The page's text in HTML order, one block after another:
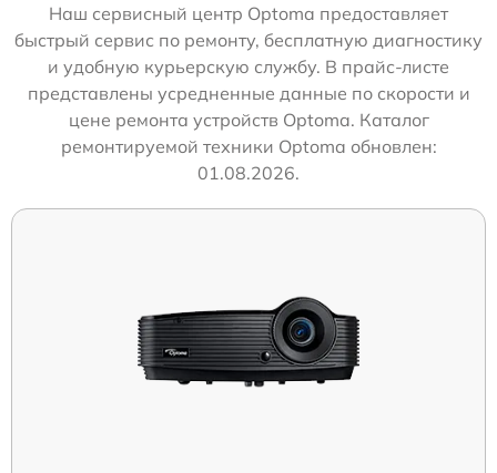
Наш сервисный центр Optoma предоставляет
быстрый сервис по ремонту, бесплатную диагностику
и удобную курьерскую службу. В прайс-листе
представлены усредненные данные по скорости и
цене ремонта устройств Optoma. Каталог
ремонтируемой техники Optoma обновлен:
01.08.2026.